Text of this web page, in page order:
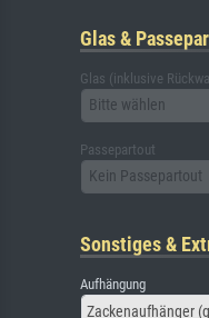
Glas &
Glas (inklusive
Bitte wählen
Passepartout
Kein Passepartout
Sonstiges &
Aufhängung
Zackenaufhänger